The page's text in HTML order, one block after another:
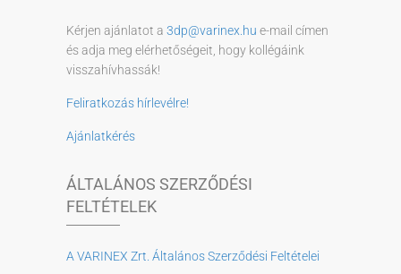
Kérjen ajánlatot a 3dp@varinex.hu e-mail címen
és adja meg elérhetőségeit, hogy kollégáink
visszahívhassák!
Feliratkozás hírlevélre!
Ajánlatkérés
ÁLTALÁNOS SZERZŐDÉSI
FELTÉTELEK
A VARINEX Zrt. Általános Szerződési Feltételei